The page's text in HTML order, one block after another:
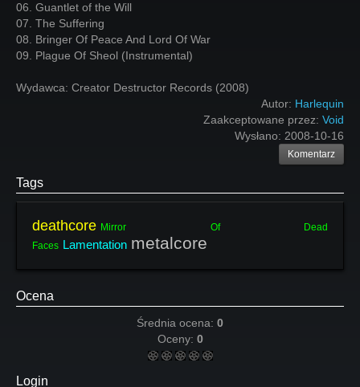
06. Guantlet of the Will
07. The Suffering
08. Bringer Of Peace And Lord Of War
09. Plague Of Sheol (Instrumental)
Wydawca: Creator Destructor Records (2008)
Autor: Harlequin
Zaakceptowane przez: Void
Wysłano: 2008-10-16
Komentarz
Tags
deathcore Mirror Of Dead
Faces Lamentation metalcore
Ocena
Średnia ocena: 0
Oceny: 0
Login